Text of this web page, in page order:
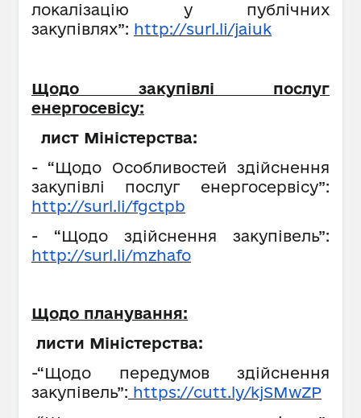
локалізацію у публічних
закупівлях”: http://surl.li/jaiuk
Щодо закупівлі послуг
енергосевісу:
лист Міністерства:
- “Щодо Особливостей здійснення
закупівлі послуг енергосервісу”:
http://surl.li/fgctpb
- “Щодо здійснення закупівель”:
http://surl.li/mzhafo
Щодо планування:
листи Міністерства:
-“Щодо передумов здійснення
закупівель”: https://cutt.ly/kjSMwZP